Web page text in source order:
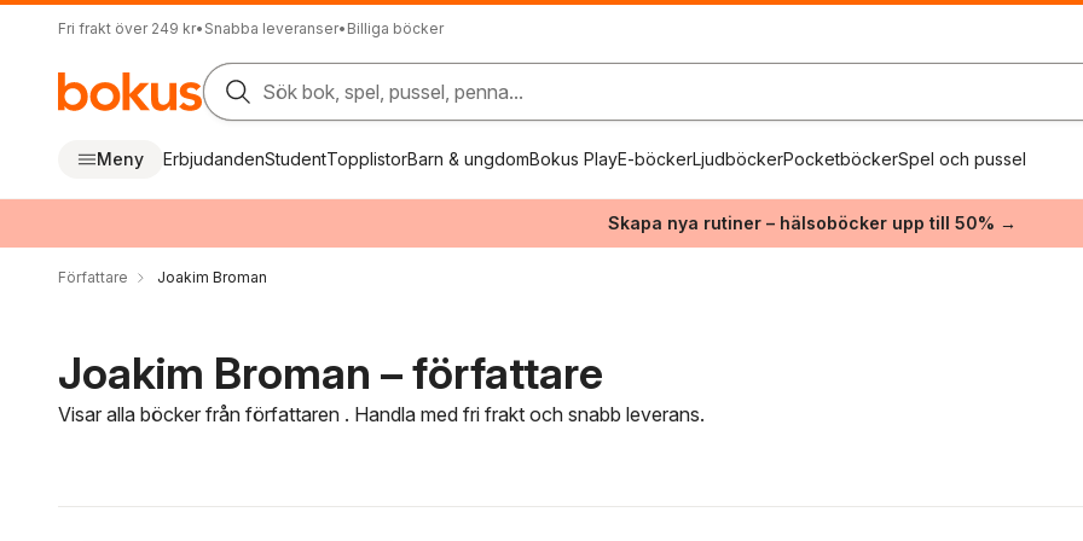
Fri frakt över 249 kr• Snabba leveranser• Billiga böcker
Sök bok, spel, pussel, penna...
Meny ErbjudandenStudentTopplistorBarn & ungdomBokus PlayE-böckerLjudböckerPocketböckerSpel och pussel
Skapa nya rutiner – hälsoböcker upp till 50% →
Författare Joakim Broman
Joakim Broman – författare
Visar alla böcker från författaren . Handla med fri frakt och snabb leverans.